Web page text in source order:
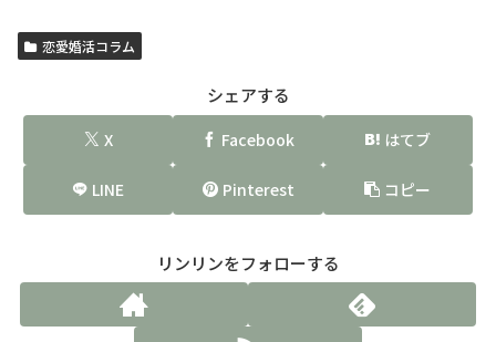
恋愛婚活コラム
シェアする
X Facebook はてブ
LINE Pinterest コピー
リンリンをフォローする